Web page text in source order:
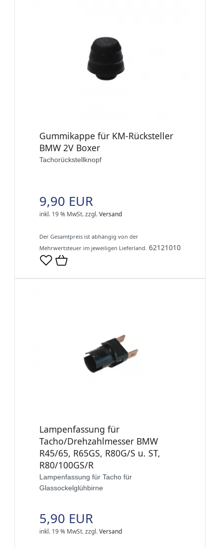
Gummikappe für KM-Rücksteller
BMW 2V Boxer
Tachorückstellknopf
9,90 EUR
inkl. 19 % MwSt.zzgl.Versand
Der Gesamtpreis ist abhängig von der
Mehrwertsteuer im jeweiligen Lieferland. 62121010
Lampenfassung für
Tacho/Drehzahlmesser BMW
R45/65, R65GS, R80G/S u. ST,
R80/100GS/R
Lampenfassung für Tacho für
Glassockelglühbirne
5,90 EUR
inkl. 19 % MwSt.zzgl.Versand